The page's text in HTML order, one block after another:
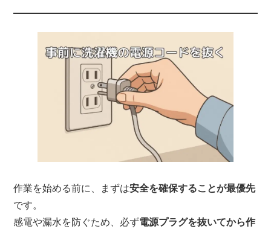
作業を始める前に、まずは安全を確保することが最優先
です。
感電や漏水を防ぐため、必ず電源プラグを抜いてから作